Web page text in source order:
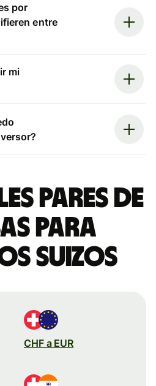
por
entre
mi
pares de
para
suizos
CHF a EUR